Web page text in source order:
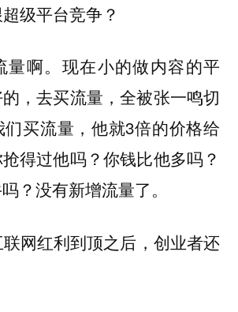
级平台竞争？
量啊。现在小的做内容的平
，去买流量，全被张一鸣切
买流量，他就3倍的价格给
得过他吗？你钱比他多吗？
？没有新增流量了。
网红利到顶之后，创业者还